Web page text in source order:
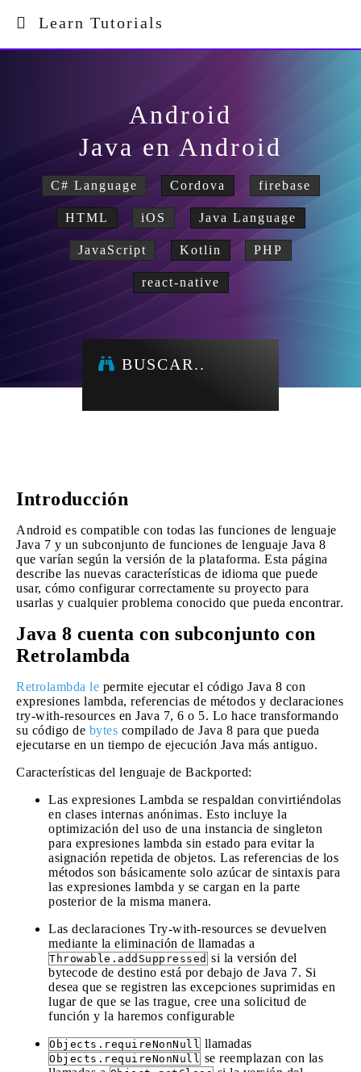
Learn Tutorials
Android
Java en Android
C# Language Cordova firebase
HTML iOS Java Language
JavaScript Kotlin PHP
react-native
BUSCAR..
Introducción
Android es compatible con todas las funciones de lenguaje
Java 7 y un subconjunto de funciones de lenguaje Java 8
que varían según la versión de la plataforma. Esta página
describe las nuevas características de idioma que puede
usar, cómo configurar correctamente su proyecto para
usarlas y cualquier problema conocido que pueda encontrar.
Java 8 cuenta con subconjunto con
Retrolambda
Retrolambda le permite ejecutar el código Java 8 con
expresiones lambda, referencias de métodos y declaraciones
try-with-resources en Java 7, 6 o 5. Lo hace transformando
su código de bytes compilado de Java 8 para que pueda
ejecutarse en un tiempo de ejecución Java más antiguo.
Características del lenguaje de Backported:
Las expresiones Lambda se respaldan convirtiéndolas
en clases internas anónimas. Esto incluye la
optimización del uso de una instancia de singleton
para expresiones lambda sin estado para evitar la
asignación repetida de objetos. Las referencias de los
métodos son básicamente solo azúcar de sintaxis para
las expresiones lambda y se cargan en la parte
posterior de la misma manera.
Las declaraciones Try-with-resources se devuelven
mediante la eliminación de llamadas a
Throwable.addSuppressed si la versión del
bytecode de destino está por debajo de Java 7. Si
desea que se registren las excepciones suprimidas en
lugar de que se las trague, cree una solicitud de
función y la haremos configurable
Objects.requireNonNull llamadas
Objects.requireNonNull se reemplazan con las